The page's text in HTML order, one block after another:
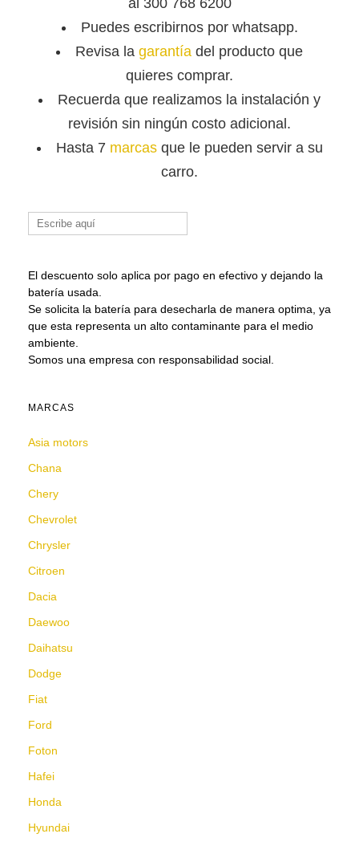
al 300 768 6200
Puedes escribirnos por whatsapp.
Revisa la garantía del producto que
quieres comprar.
Recuerda que realizamos la instalación y
revisión sin ningún costo adicional.
Hasta 7 marcasque le pueden servir a su
carro.
Buscar:
El descuento solo aplica por pago en efectivo y dejando la
batería usada.
Se solicita la batería para desecharla de manera optima, ya
que esta representa un alto contaminante para el medio
ambiente.
Somos una empresa con responsabilidad social.
MARCAS
Asia motors
Chana
Chery
Chevrolet
Chrysler
Citroen
Dacia
Daewoo
Daihatsu
Dodge
Fiat
Ford
Foton
Hafei
Honda
Hyundai